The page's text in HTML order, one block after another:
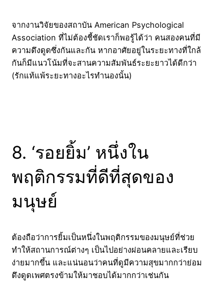
จากงานวิจัยของสถาบัน American Psychological
Association ที่ไม่ต้องชี้ชัดเราก็พอรู้ได้ว่า คนสองคนที่มี
ความดึงดูดซึ่งกันและกัน หากอาศัยอยู่ในระยะทางที่ใกล้
กันก็มีแนวโน้มที่จะสานความสัมพันธ์ระยะยาวได้ดีกว่า
(รักแท้แพ้ระยะทางอะไรทำนองนั้น)
8. ‘รอยยิ้ม’ หนึ่งใน
พฤติกรรมที่ดีที่สุดของ
มนุษย์
ต้องถือว่าการยิ้มเป็นหนึ่งในพฤติกรรมของมนุษย์ที่ช่วย
ทำให้สถานการณ์ต่างๆ เป็นไปอย่างผ่อนคลายและเรียบ
ง่ายมากขึ้น และแน่นอนว่าคนที่ดูมีความสุขมากกว่าย่อม
ดึงดูดเพศตรงข้ามให้มาชอบได้มากกว่าเช่นกัน